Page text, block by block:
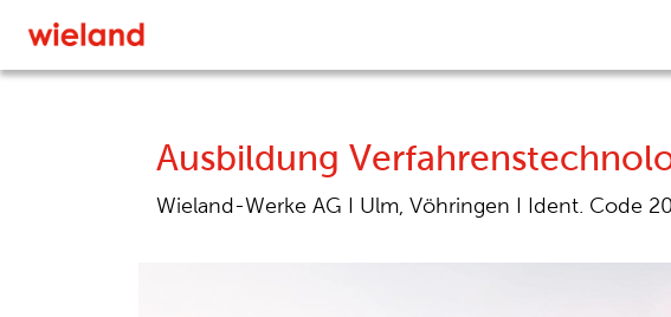
Ausbildung
Wieland-Werke AG Ulm, Vöhringen Ident. Code